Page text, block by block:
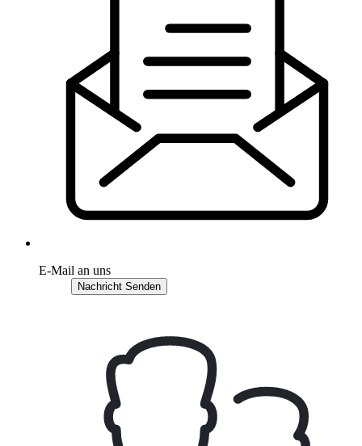
E-Mail an uns
Nachricht Senden